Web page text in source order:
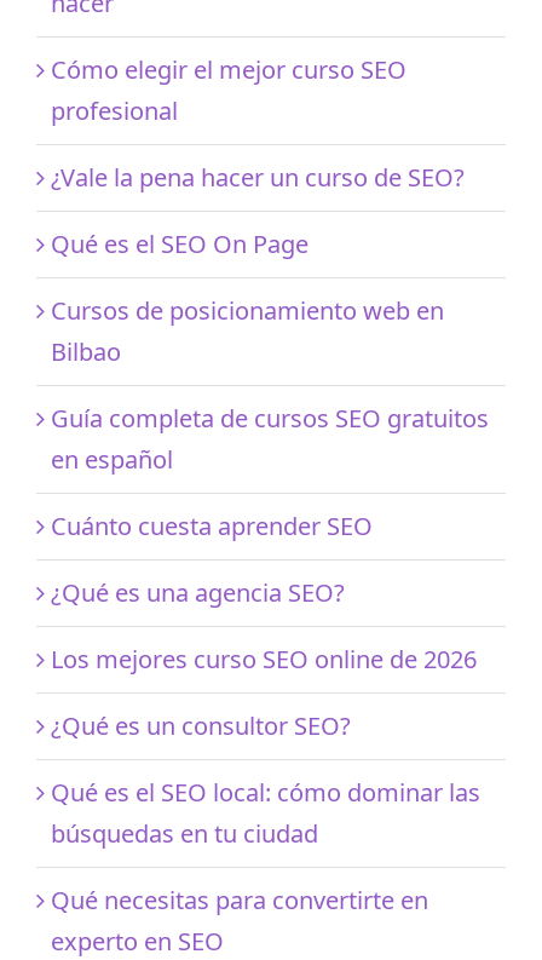
Cómo elegir el mejor curso SEO
profesional
¿Vale la pena hacer un curso de SEO?
Qué es el SEO On Page
Cursos de posicionamiento web en
Bilbao
Guía completa de cursos SEO gratuitos
en español
Cuánto cuesta aprender SEO
¿Qué es una agencia SEO?
Los mejores curso SEO online de 2026
¿Qué es un consultor SEO?
Qué es el SEO local: cómo dominar las
búsquedas en tu ciudad
Qué necesitas para convertirte en
experto en SEO